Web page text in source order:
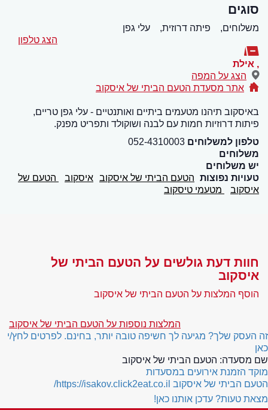
סוגים
משלוחים, פיתה דרוזית,
עלי גפן
הצג טלפון
, אילת
הצג על המפה
אתר מסעדת הטעם הביתי של איסקוב
באיסקוב תיהנו מטעמים ביתיים ואותנטיים - עלי גפן טריים,
פיתות דרוזיות חמות עם לבנה ושוקולד ותפריט מפנק.
טלפון למשלוחים 052-4310003
משלוחים
יש משלוחים
טעויות נפוצות הטעם הביתי של איסקוב איסקוב
הטעם של
איסקוב
מטעמי טיסקוב
חוות דעת גולשים על הטעם הביתי של
איסקוב
הוסף המלצות על הטעם הביתי של איסקוב
המלצות נוספות על הטעם הביתי של איסקוב
זה העסק שלך? מגיעה לך חשיפה טובה יותר, בחינם. לפרטים לחץ/י
כאן
שם מסעדה: הטעם הביתי של איסקוב
מוקד הזמנת אירועים במסעדות
הטעם הביתי של איסקוב https://isakov.click2eat.co.il/
מצאת טעות? עדכן אותנו כאן!